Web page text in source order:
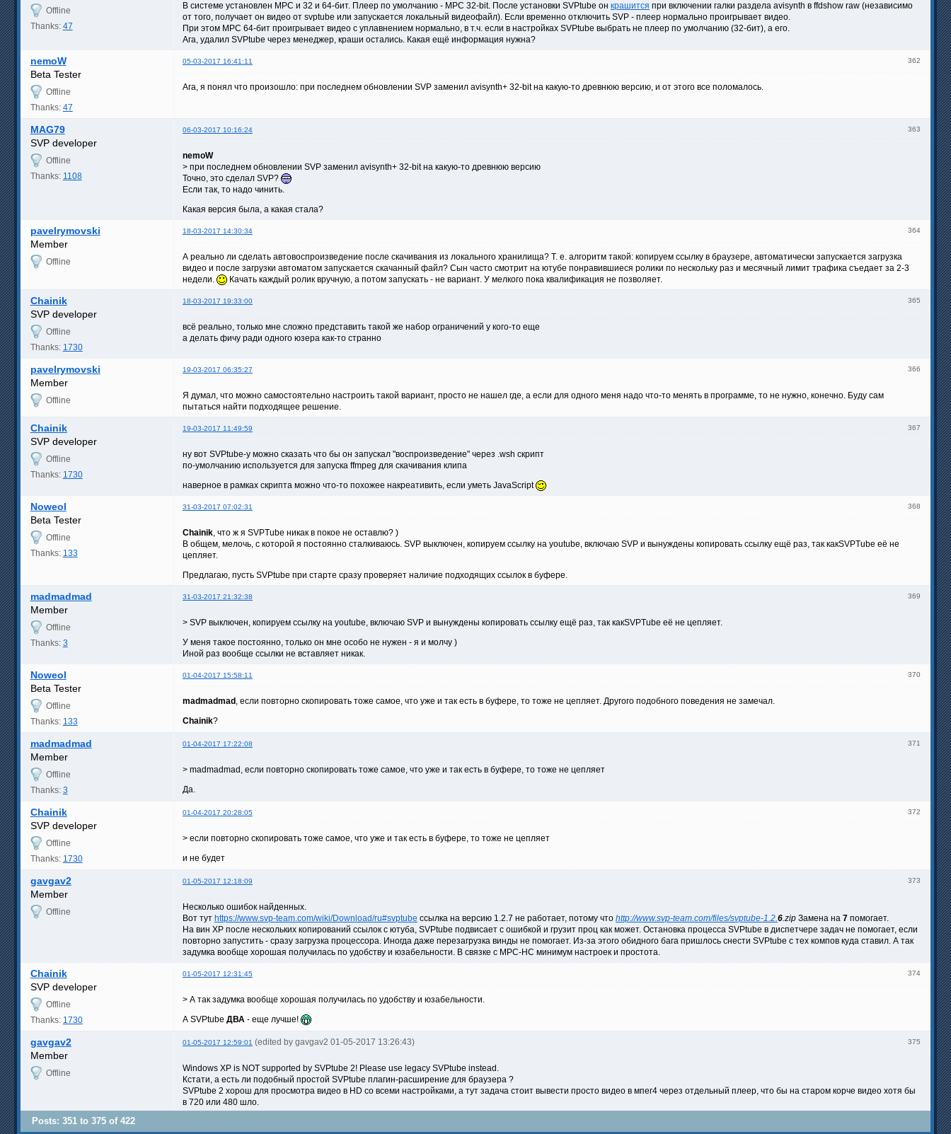
Offline
Thanks: 47
В системе установлен MPC и 32 и 64-бит. Плеер по умолчанию - MPC 32-bit. После установки SVPtube он крашится при включении галки раздела avisynth в ffdshow raw (независимо
от того, получает он видео от svptube или запускается локальный видеофайл). Если временно отключить SVP - плеер нормально проигрывает видео.
При этом MPC 64-бит проигрывает видео с уплавнением нормально, в т.ч. если в настройках SVPtube выбрать не плеер по умолчанию (32-бит), а его.
Ага, удалил SVPtube через менеджер, краши остались. Какая ещё информация нужна?
362
nemoW 05-03-2017 16:41:11
Beta Tester
Offline
Thanks: 47
Ага, я понял что произошло: при последнем обновлении SVP заменил avisynth+ 32-bit на какую-то древнюю версию, и от этого все поломалось.
363
MAG79 06-03-2017 10:16:24
SVP developer
Offline
Thanks: 1108
nemoW
> при последнем обновлении SVP заменил avisynth+ 32-bit на какую-то древнюю версию
Точно, это сделал SVP?
Если так, то надо чинить.
Какая версия была, а какая стала?
364
pavelrymovski 18-03-2017 14:30:34
Member
Offline
А реально ли сделать автовоспроизведение после скачивания из локального хранилища? Т. е. алгоритм такой: копируем ссылку в браузере, автоматически запускается загрузка
видео и после загрузки автоматом запускается скачанный файл? Сын часто смотрит на ютубе понравившиеся ролики по нескольку раз и месячный лимит трафика съедает за 2-3
недели.
Качать каждый ролик вручную, а потом запускать - не вариант. У мелкого пока квалификация не позволяет.
365
Chainik 18-03-2017 19:33:00
SVP developer
Offline
Thanks: 1730
всё реально, только мне сложно представить такой же набор ограничений у кого-то еще
а делать фичу ради одного юзера как-то странно
366
pavelrymovski 19-03-2017 06:35:27
Member
Offline
Я думал, что можно самостоятельно настроить такой вариант, просто не нашел где, а если для одного меня надо что-то менять в программе, то не нужно, конечно. Буду сам
пытаться найти подходящее решение.
367
Chainik 19-03-2017 11:49:59
SVP developer
Offline
Thanks: 1730
ну вот SVPtube-у можно сказать что бы он запускал "воспроизведение" через .wsh скрипт
по-умолчанию используется для запуска ffmpeg для скачивания клипа
наверное в рамках скрипта можно что-то похожее накреативить, если уметь JavaScript
368
Noweol 31-03-2017 07:02:31
Beta Tester
Offline
Thanks: 133
Chainik, что ж я SVPTube никак в покое не оставлю? )
В общем, мелочь, с которой я постоянно сталкиваюсь. SVP выключен, копируем ссылку на youtube, включаю SVP и вынуждены копировать ссылку ещё раз, так какSVPTube её не
цепляет.
Предлагаю, пусть SVPtube при старте сразу проверяет наличие подходящих ссылок в буфере.
369
madmadmad 31-03-2017 21:32:38
Member
Offline
Thanks: 3
> SVP выключен, копируем ссылку на youtube, включаю SVP и вынуждены копировать ссылку ещё раз, так какSVPTube её не цепляет.
У меня такое постоянно, только он мне особо не нужен - я и молчу )
Иной раз вообще ссылки не вставляет никак.
370
Noweol 01-04-2017 15:58:11
Beta Tester
Offline
Thanks: 133
madmadmad , если повторно скопировать тоже самое, что уже и так есть в буфере, то тоже не цепляет. Другого подобного поведения не замечал.
Chainik?
371
madmadmad 01-04-2017 17:22:08
Member
Offline
Thanks: 3
> madmadmad, если повторно скопировать тоже самое, что уже и так есть в буфере, то тоже не цепляет
Да.
372
Chainik 01-04-2017 20:28:05
SVP developer
Offline
Thanks: 1730
> если повторно скопировать тоже самое, что уже и так есть в буфере, то тоже не цепляет
и не будет
373
gavgav2 01-05-2017 12:18:09
Member
Offline
Несколько ошибок найденных.
Вот тут https://www.svp-team.com/wiki/Download/ru#svptube ссылка на версию 1.2.7 не работает, потому что http://www.svp-team.com/files/svptube-1.2.6.zip Замена на 7 помогает.
На вин XP после нескольких копирований ссылок с ютуба, SVPtube подвисает с ошибкой и грузит проц как может. Остановка процесса SVPtube в диспетчере задач не помогает, если
повторно запустить - сразу загрузка процессора. Иногда даже перезагрузка винды не помогает. Из-за этого обидного бага пришлось снести SVPtube с тех компов куда ставил. А так
задумка вообще хорошая получилась по удобству и юзабельности. В связке с MPC-HC минимум настроек и простота.
374
Chainik 01-05-2017 12:31:45
SVP developer
Offline
Thanks: 1730
> А так задумка вообще хорошая получилась по удобству и юзабельности.
А SVPtube ДВА - еще лучше!
375
gavgav2 01-05-2017 12:59:01 (edited by gavgav2 01-05-2017 13:26:43)
Member
Offline
Windows XP is NOT supported by SVPtube 2! Please use legacy SVPtube instead.
Кстати, а есть ли подобный простой SVPtube плагин-расширение для браузера ?
SVPtube 2 хорош для просмотра видео в HD со всеми настройками, а тут задача стоит вывести просто видео в мпег4 через отдельный плеер, что бы на старом корче видео хотя бы
в 720 или 480 шло.
Posts: 351 to 375 of 422